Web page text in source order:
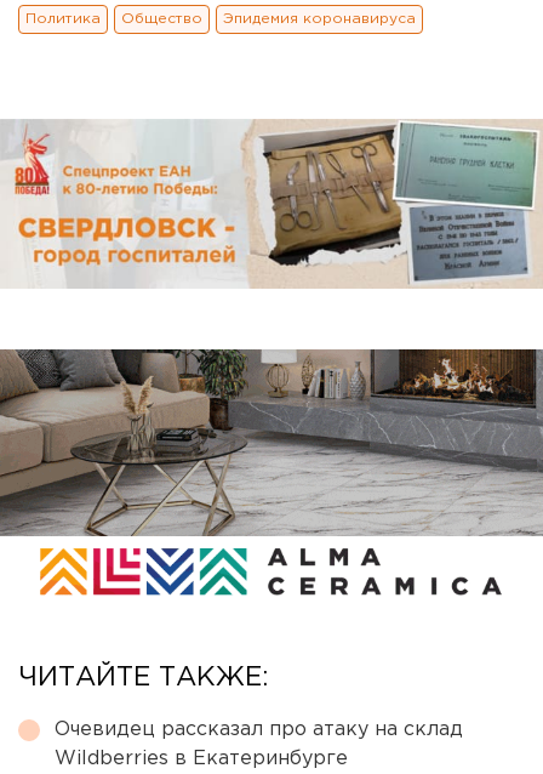
Политика Общество Эпидемия коронавируса
ЧИТАЙТЕ ТАКЖЕ:
Очевидец рассказал про атаку на склад
Wildberries в Екатеринбурге